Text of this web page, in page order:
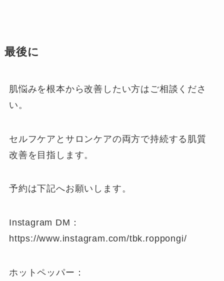
最後に
肌悩みを根本から改善したい方はご相談くださ
い。
セルフケアとサロンケアの両方で持続する肌質
改善を目指します。
予約は下記へお願いします。
Instagram DM：
https://www.instagram.com/tbk.roppongi/
ホットペッパー：